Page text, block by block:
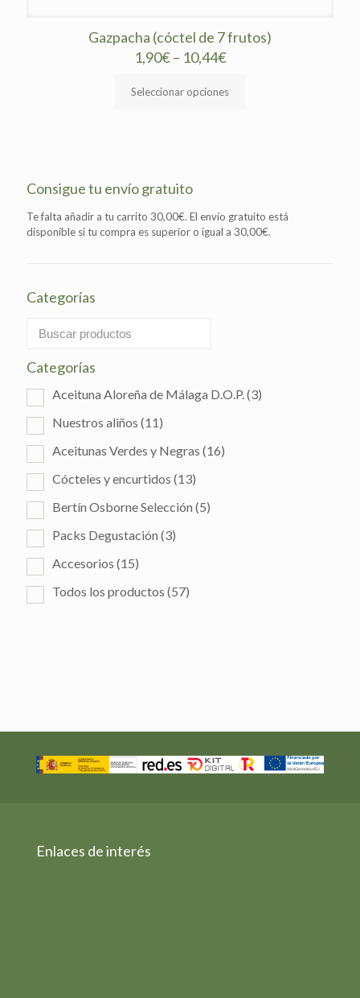
Gazpacha (cóctel de 7 frutos)
1,90€– 10,44€
Seleccionar opciones
Este
Las
se
pueden
de
Consigue tu envío gratuito
Te falta añadir a tu carrito 30,00€. El envío gratuito está
disponible si tu compra es superior o igual a 30,00€.
Categorías
Categorías
Aceituna Aloreña de Málaga D.O.P.(3)
Nuestros aliños (11)
Aceitunas Verdes y Negras (16)
Cócteles y encurtidos (13)
Bertín Osborne Selección (5)
Packs Degustación (3)
Accesorios (15)
Todos los productos (57)
Enlaces de interés